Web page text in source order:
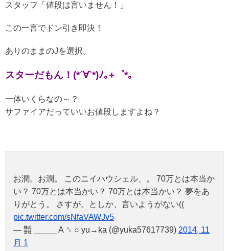
スタッフ「値段は言いません！」
この一言でドン引き即決！
ありのままのJを選択。
スターだもん！(*´∀`*)ﾉ｡+゜*｡
一体いくらなの～？
サファイアだっていいお値段しますよね？
お潤。お潤。 このニイハウシェル、。 70万とは本当か
い？ 70万とは本当かい？ 70万とは本当かい？ 夢をあ
りがとう。 さすが。としか、言いようがない((
pic.twitter.com/sNfaVAWJv5
— ㍿ _____ A ␞ ○ yu→ka (@yuka57617739) 2014, 11
月 1